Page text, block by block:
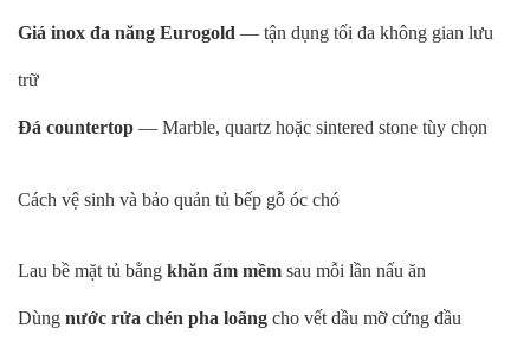
Giá inox đa năng Eurogold — tận dụng tối đa không gian lưu
trữ
Đá countertop — Marble, quartz hoặc sintered stone tùy chọn
Cách vệ sinh và bảo quản tủ bếp gỗ óc chó
Lau bề mặt tủ bằng khăn ẩm mềm sau mỗi lần nấu ăn
Dùng nước rửa chén pha loãng cho vết dầu mỡ cứng đầu